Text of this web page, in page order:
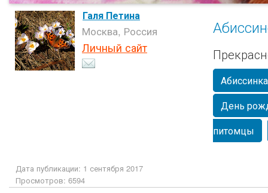
Галя Петина
Москва, Россия
Личный сайт
Абиссинка
День
питомцы
Дата публикации: 1 сентября 2017
Просмотров: 6594